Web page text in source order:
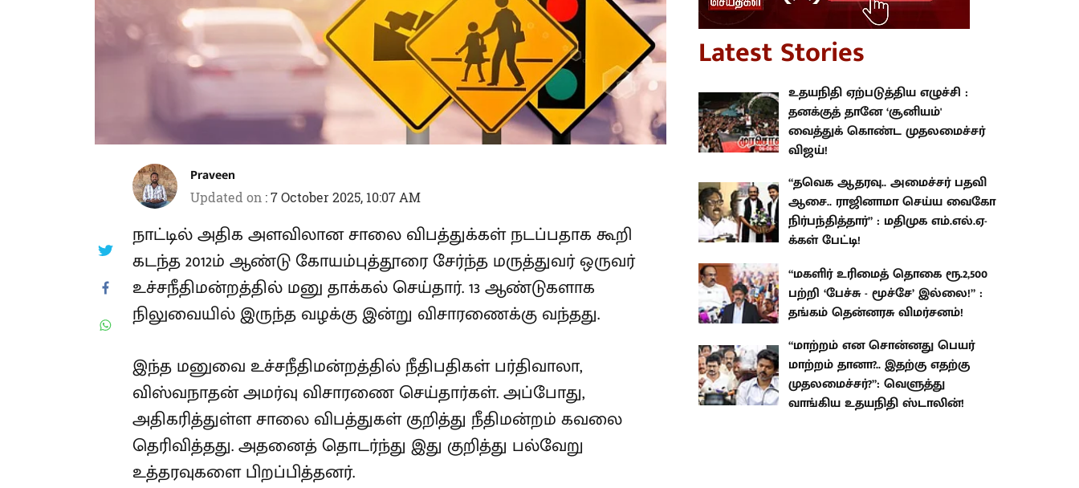
Praveen
Updated on :7 October 2025, 10:07 AM
நாட்டில் அதிக அளவிலான சாலை விபத்துக்கள் நடப்பதாக கூறி
கடந்த 2012ம் ஆண்டு கோயம்புத்தூரை சேர்ந்த மருத்துவர் ஒருவர்
உச்சநீதிமன்றத்தில் மனு தாக்கல் செய்தார். 13 ஆண்டுகளாக
நிலுவையில் இருந்த வழக்கு இன்று விசாரணைக்கு வந்தது.
இந்த மனுவை உச்சநீதிமன்றத்தில் நீதிபதிகள் பர்திவாலா,
விஸ்வநாதன் அமர்வு விசாரணை செய்தார்கள். அப்போது,
அதிகரித்துள்ள சாலை விபத்துகள் குறித்து நீதிமன்றம் கவலை
தெரிவித்தது. அதனைத் தொடர்ந்து இது குறித்து பல்வேறு
உத்தரவுகளை பிறப்பித்தனர்.
Latest Stories
உதயநிதி ஏற்படுத்திய எழுச்சி :
தனக்குத் தானே ‘சூனியம்'
வைத்துக் கொண்ட முதலமைச்சர்
விஜய்!
“தவெக ஆதரவு.. அமைச்சர் பதவி
ஆசை.. ராஜினாமா செய்ய வைகோ
நிர்பந்தித்தார்” : மதிமுக எம்.எல்.ஏ-
க்கள் பேட்டி!
“மகளிர் உரிமைத் தொகை ரூ.2,500
பற்றி ‘பேச்சு - மூச்சே’ இல்லை!” :
தங்கம் தென்னரசு விமர்சனம்!
“மாற்றம் என சொன்னது பெயர்
மாற்றம் தானா?.. இதற்கு எதற்கு
முதலமைச்சர்?”: வெளுத்து
வாங்கிய உதயநிதி ஸ்டாலின்!